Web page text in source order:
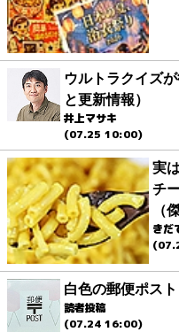
ウルトラクイズ
と更新情報）
井上マサキ
(07.25 10:00)
実
チ
（
きだ
白色の郵便ポスト
読者投稿
(07.24 16:00)